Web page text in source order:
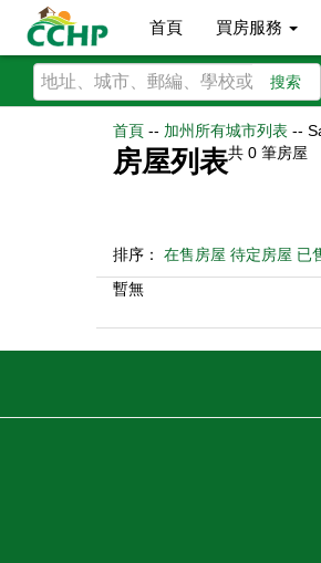
首頁 買房服務
搜索
首頁 -- 加州所有城市列表 --
房屋列表共 0 筆房屋
排序： 在售房屋 待定房屋 已
暫無